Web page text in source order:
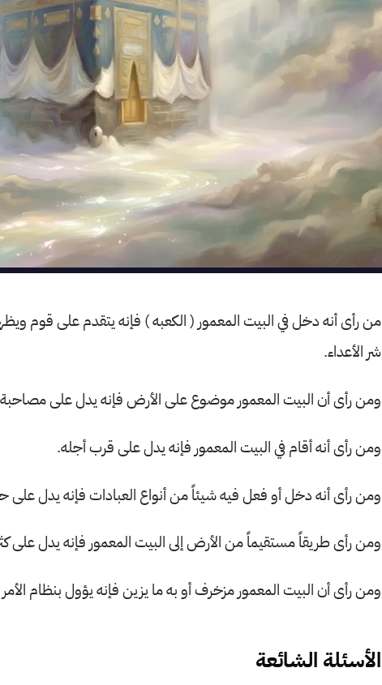
من رأى أنه دخل في البيت المعمور ( الكعبه ) فإنه يتقدم على قوم
شر الأعداء.
ومن رأى أن البيت المعمور موضوع على الأرض فإنه يدل على
ومن رأى أنه أقام في البيت المعمور فإنه يدل على قرب أجله.
ومن رأى أنه دخل أو فعل فيه شيئاً من أنواع العبادات فإنه يدل
ومن رأى طريقاً مستقيماً من الأرض إلى البيت المعمور فإنه يدل على
ومن رأى أن البيت المعمور مزخرف أو به ما يزين فإنه يؤول بنظام
الأسئلة الشائعة